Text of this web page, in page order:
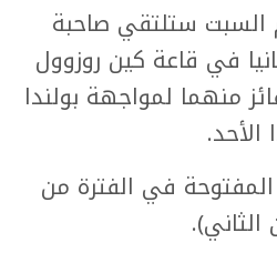
ستلتقي صاحبة
في قاعة كين روزوول
منهما لمواجهة بولندا
المفتوحة في الفترة من